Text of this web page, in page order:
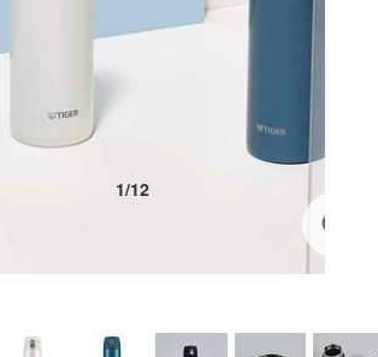
1/12